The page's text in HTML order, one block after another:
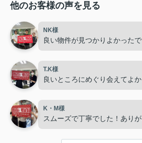
他のお客様の声を見る
NK様
良い物件が見つかりよかったで
T.K様
良いところにめぐり会えてよか
K・M様
スムーズで丁寧でした！あり